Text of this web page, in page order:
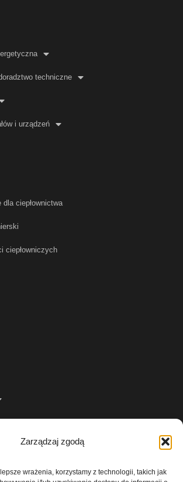
Zarządzaj zgodą
wrażenia, korzystamy z technologii, takich jak
techniczne
i urządzeń
dla ciepłownictwa
ciepłowniczych